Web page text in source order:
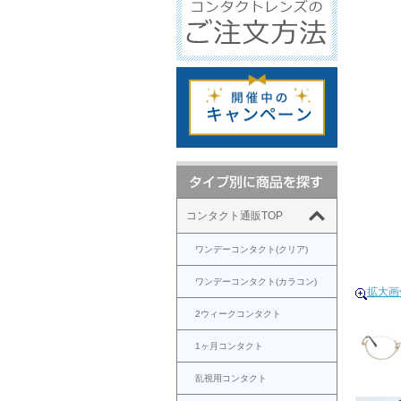
コンタクト通販TOP
ワンデーコンタクト(クリア)
ワンデーコンタクト(カラコン)
2ウィークコンタクト
1ヶ月コンタクト
乱視用コンタクト
拡大